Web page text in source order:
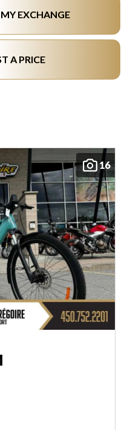
EXCHANGE
A PRICE
16